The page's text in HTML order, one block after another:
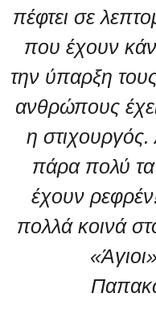
πέφτει σε
που έχουν
την ύπαρξη
ανθρώπους έχει
η
πάρα πολύ
έχουν
πολλά κοινά